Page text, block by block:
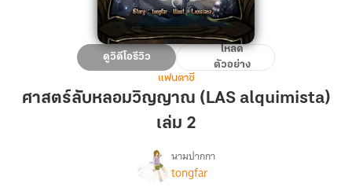
ศาสตร์
ลับ
หลอม
alquimista)
ดูวิดีโอรีวิว
โหลด
ตัวอย่าง
แฟนตาซี
ศาสตร์ลับหลอมวิญญาณ (LAS alquimista)
เล่ม 2
เรื่อง
นามปากกา
tongfar